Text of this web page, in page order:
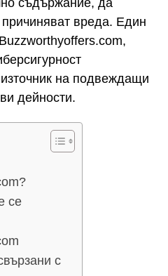
вреда. Един
на подвеждащи
дейности.
се
с